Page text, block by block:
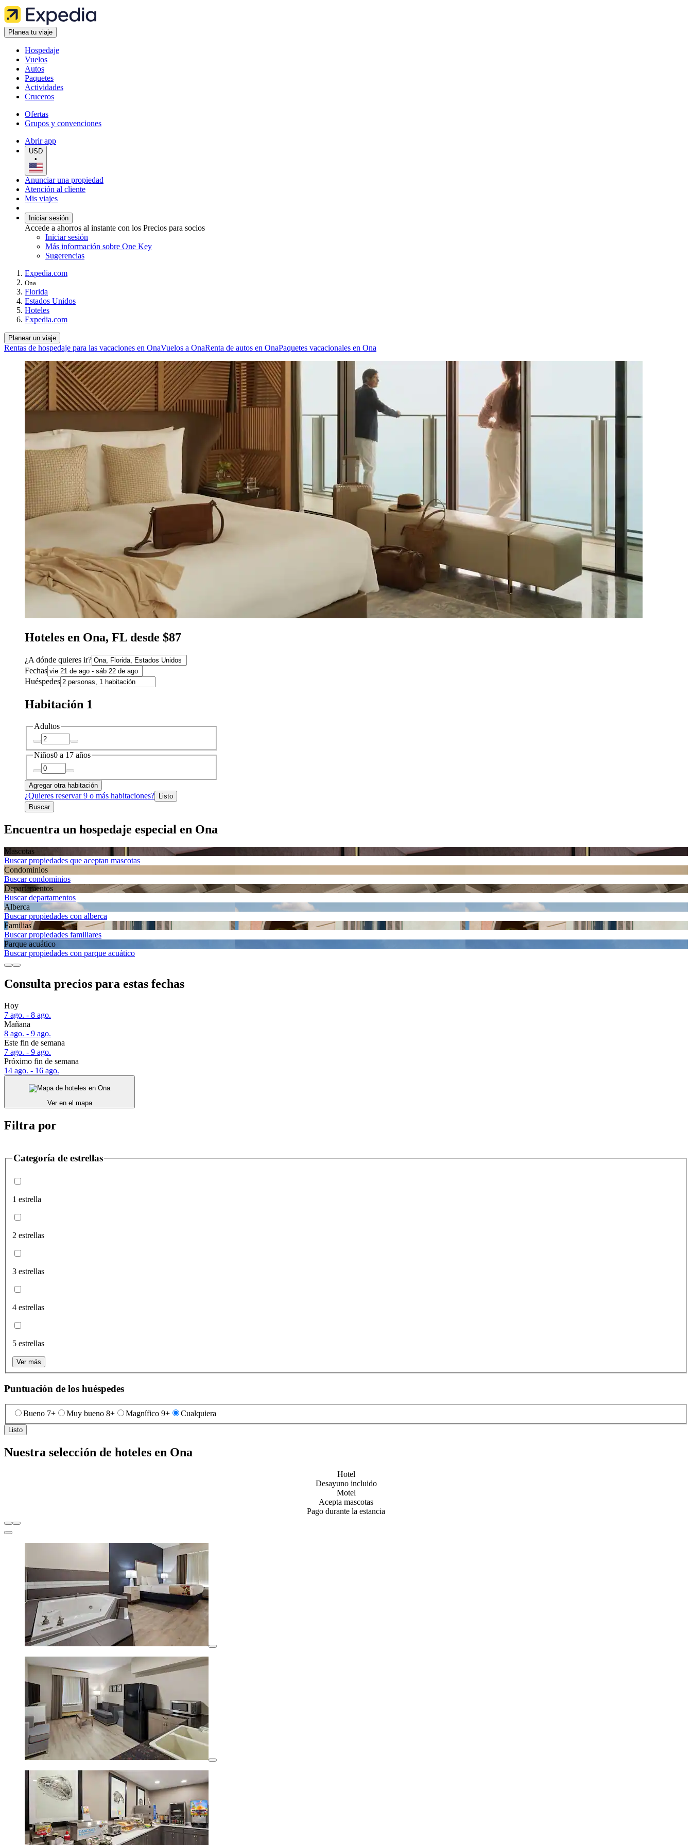
Planea tu viaje
Hospedaje
Vuelos
Autos
Paquetes
Actividades
Cruceros
Ofertas
Grupos y convenciones
Abrir app
USD
•
Anunciar una propiedad
Atención al cliente
Mis viajes
Iniciar sesión
Accede a ahorros al instante con los Precios para socios
Iniciar sesión
Más información sobre One Key
Sugerencias
Expedia.com
Ona
Florida
Estados Unidos
Hoteles
Expedia.com
Planear un viaje
Rentas de hospedaje para las vacaciones en OnaVuelos a OnaRenta de autos en OnaPaquetes vacacionales en Ona
Hoteles en Ona, FL desde $87
¿A dónde quieres ir?
Fechas
Huéspedes
Habitación 1
Adultos
Niños0 a 17 años
Agregar otra habitación
¿Quieres reservar 9 o más habitaciones? Listo
Buscar
Encuentra un hospedaje especial en Ona
Mascotas
Buscar propiedades que aceptan mascotas
Condominios
Buscar condominios
Departa­mentos
Buscar departamentos
Alberca
Buscar propiedades con alberca
Familias
Buscar propiedades familiares
Parque acuático
Buscar propiedades con parque acuático
Consulta precios para estas fechas
Hoy
7 ago. - 8 ago.
Mañana
8 ago. - 9 ago.
Este fin de semana
7 ago. - 9 ago.
Próximo fin de semana
14 ago. - 16 ago.
Ver en el mapa
Filtra por
Categoría de estrellas
1 estrella
2 estrellas
3 estrellas
4 estrellas
5 estrellas
Ver más
Puntuación de los huéspedes
Bueno 7+ Muy bueno 8+ Magnífico 9+ Cualquiera
Listo
Nuestra selección de hoteles en Ona
Hotel
Desayuno incluido
Motel
Acepta mascotas
Pago durante la estancia